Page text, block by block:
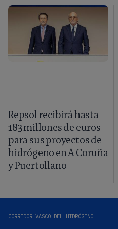
Repsol recibirá hasta
183 millones de euros
para sus proyectos de
hidrógeno en A Coruña
y Puertollano
CORREDOR VASCO DEL HIDRÓGENO